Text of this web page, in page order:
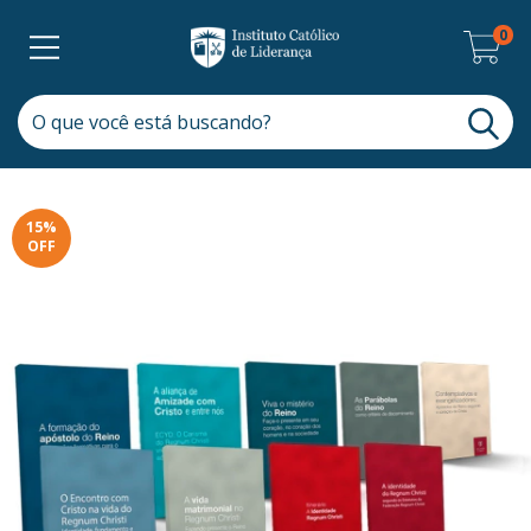
0
15%
OFF